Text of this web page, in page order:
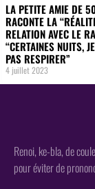
LA PETITE AMIE DE
RACONTE LA
RELATION AVEC LE
“CERTAINES NUITS,
PAS RESPIRER”
4 juillet 2023
Renoi, ke-bla, de
pour éviter de